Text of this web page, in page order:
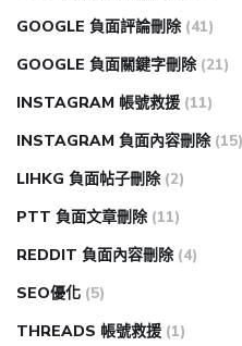
GOOGLE 負面評論刪除 (41)
GOOGLE 負面關鍵字刪除 (21)
INSTAGRAM 帳號救援 (11)
INSTAGRAM 負面內容刪除 (15)
LIHKG 負面帖子刪除 (2)
PTT 負面文章刪除 (11)
REDDIT 負面內容刪除 (4)
SEO優化 (5)
THREADS 帳號救援 (1)